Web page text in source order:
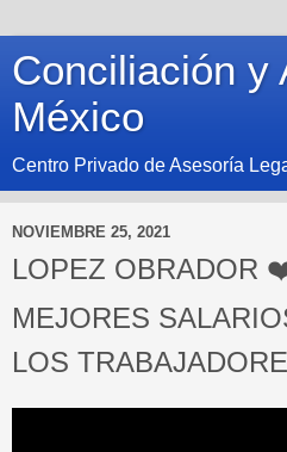
Conciliación y
México
Centro Privado de Asesoría
NOVIEMBRE 25, 2021
LOPEZ
MEJORES
LOS